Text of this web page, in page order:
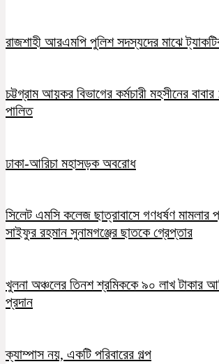
রাজশাহী আরএমপি পুলিশ সদস্যদের মাঝে
চট্টগ্রাম আয়কর বিভাগের কর্মচারী মহসীনের বাবার
পালিত
ঢাকা-আরিচা মহাসড়ক অবরোধ
সিলেট এমসি কলেজ ছাত্রাবাসে গণধর্ষণ মামলার
সাইফুর রহমান সুনামগঞ্জের ছাতকে গ্রেপ্তার
খুলনা অঞ্চলের তিনশ শ্রমিককে ৯০ লাখ টাকার
প্রদান
ক্যাম্পাস নয়, একটি পরিবারের গল্প